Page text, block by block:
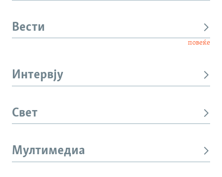
Вести
повеќе
Интервју
Свет
Мултимедиа